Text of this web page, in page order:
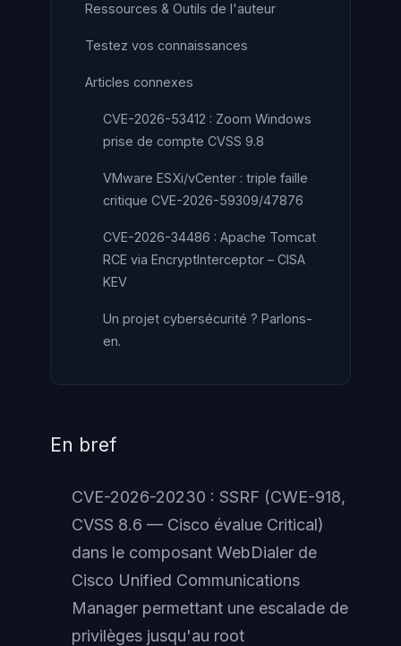
Ressources & Outils de l'auteur
Testez vos connaissances
Articles connexes
CVE-2026-53412 : Zoom Windows
prise de compte CVSS 9.8
VMware ESXi/vCenter : triple faille
critique CVE-2026-59309/47876
CVE-2026-34486 : Apache Tomcat
RCE via EncryptInterceptor – CISA
KEV
Un projet cybersécurité ? Parlons-
en.
En bref
CVE-2026-20230 : SSRF (CWE-918,
CVSS 8.6 — Cisco évalue Critical)
dans le composant WebDialer de
Cisco Unified Communications
Manager permettant une escalade de
privilèges jusqu'au root